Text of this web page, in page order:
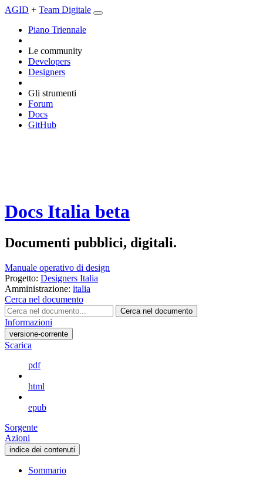
AGID + Team Digitale
Piano Triennale
Le community
Developers
Designers
Gli strumenti
Forum
Docs
GitHub
Docs Italia beta
Documenti pubblici, digitali.
Manuale operativo di design
Progetto: Designers Italia
Amministrazione: italia
Cerca nel documento
Cerca nel documento
Informazioni
versione-corrente
Scarica
pdf
html
epub
Sorgente
Azioni
indice dei contenuti
Sommario